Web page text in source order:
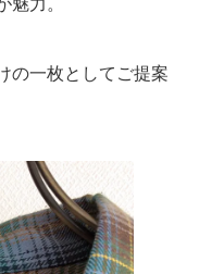
魅力。
の一枚としてご提案